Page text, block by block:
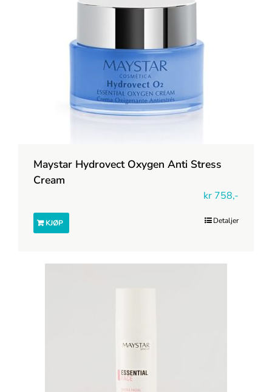
Maystar Hydrovect Oxygen Anti Stress
Cream
kr 758,-
KJØP Detaljer